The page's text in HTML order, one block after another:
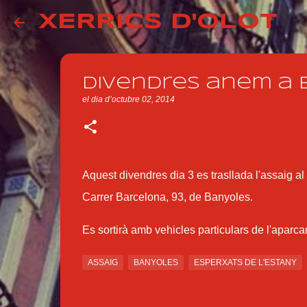
XERRICS D'OLOT
Divendres anem a
el dia d’octubre 02, 2014
Aquest divendres dia 3 es trasllada l'assaig
Carrer Barcelona, 93, de Banyoles.
Es sortirà amb vehicles particulars de
ASSAIG BANYOLES ESPERXATS DE L'ESTANY